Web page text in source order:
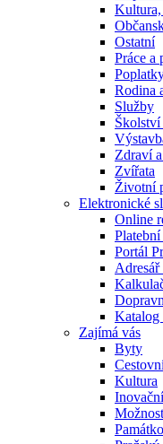
Kultura,
Ostatní
Práce a
Rodina
Služby
Zdraví
Zvířata
Životní
Elektronické
Online
Platební
Portál
Adresář
Katalog
Zajímá vás
Byty
Kultura